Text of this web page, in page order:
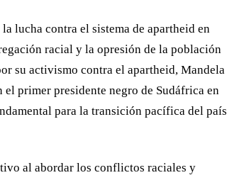
lucha contra el sistema de apartheid en
racial y la opresión de la población
su activismo contra el apartheid, Mandela
primer presidente negro de Sudáfrica en
para la transición pacífica del país
al abordar los conflictos raciales y